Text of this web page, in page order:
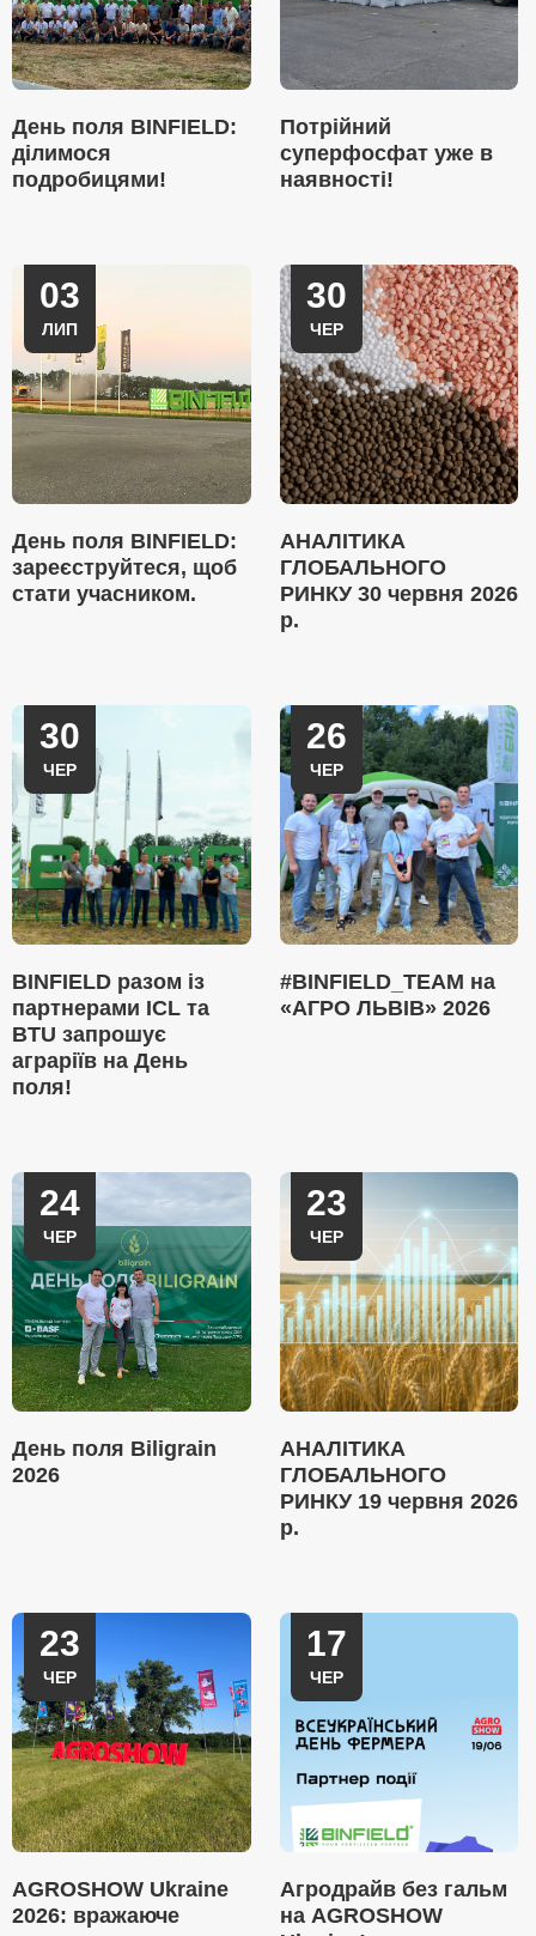
День поля BINFIELD:
ділимося
подробицями!
Потрійний
суперфосфат уже в
наявності!
03
ЛИП
День поля BINFIELD:
зареєструйтеся, щоб
стати учасником.
30
ЧЕР
АНАЛІТИКА
ГЛОБАЛЬНОГО
РИНКУ 30 червня 2026
р.
30
ЧЕР
BINFIELD разом із
партнерами ICL та
BTU запрошує
аграріїв на День
поля!
26
ЧЕР
#BINFIELD_TEAM на
«АГРО ЛЬВІВ» 2026
24
ЧЕР
День поля Biligrain
2026
23
ЧЕР
АНАЛІТИКА
ГЛОБАЛЬНОГО
РИНКУ 19 червня 2026
р.
23
ЧЕР
AGROSHOW Ukraine
2026: вражаюче
17
ЧЕР
Агродрайв без гальм
на AGROSHOW